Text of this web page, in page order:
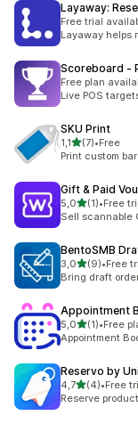
Layaway:
Free trial
Layaway helps
Scoreboard ‑
Free plan
Live POS
SKU Print
1,1/ 5 tähteä
(7)
7 arvostelua
•Free
Print custom
Gift & Paid
5,0/ 5 tähteä
(1)
1 arvostelua
•Free
Sell scannable
BentoSMB
3,0/ 5 tähteä
(9)
9 arvostelua
•Free
Bring draft
Appointment
5,0/ 5 tähteä
(1)
1 arvostelua
•Free
Appointment
Reservo by
4,7/ 5 tähteä
(4)
4 arvostelua
•Free
Reserve